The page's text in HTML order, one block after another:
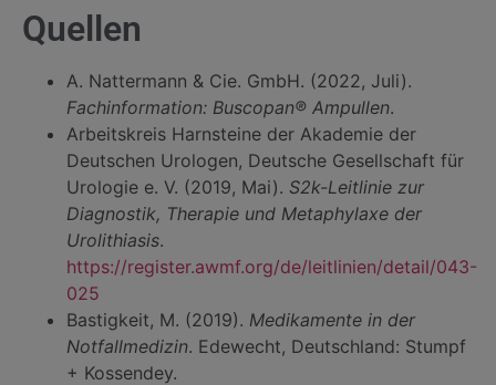
Quellen
A. Nattermann & Cie. GmbH. (2022, Juli).
Fachinformation: Buscopan® Ampullen.
Arbeitskreis Harnsteine der Akademie der
Deutschen Urologen, Deutsche Gesellschaft für
Urologie e. V. (2019, Mai). S2k-Leitlinie zur
Diagnostik, Therapie und Metaphylaxe der
Urolithiasis.
https://register.awmf.org/de/leitlinien/detail/043-
025
Bastigkeit, M. (2019). Medikamente in der
Notfallmedizin. Edewecht, Deutschland: Stumpf
+ Kossendey.